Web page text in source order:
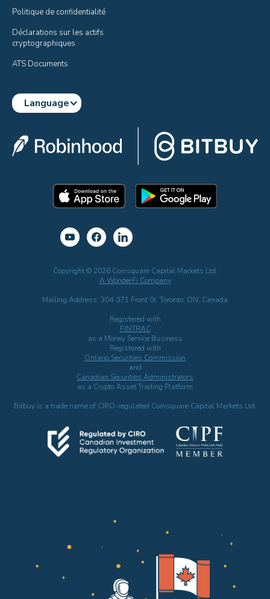
Politique de confidentialité
Déclarations sur les actifs
cryptographiques
ATS Documents
Language
Copyright © 2026 Coinsquare Capital Markets Ltd.
A WonderFi Company
Mailing Address: 304-371 Front St. Toronto, ON, Canada
Registered with
FINTRAC
as a Money Service Business
Registered with
Ontario Securities Commission
and
Canadian Securities Administrators
as a Crypto Asset Trading Platform
Bitbuy is a trade name of CIRO-regulated Coinsquare Capital Markets Ltd.